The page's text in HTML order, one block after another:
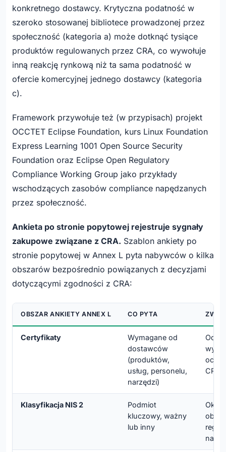
konkretnego dostawcy. Krytyczna podatność w
szeroko stosowanej bibliotece prowadzonej przez
społeczność (kategoria a) może dotknąć tysiące
produktów regulowanych przez CRA, co wywołuje
inną reakcję rynkową niż ta sama podatność w
ofercie komercyjnej jednego dostawcy (kategoria
c).
Framework przywołuje też (w przypisach) projekt
OCCTET Eclipse Foundation, kurs Linux Foundation
Express Learning 1001 Open Source Security
Foundation oraz Eclipse Open Regulatory
Compliance Working Group jako przykłady
wschodzących zasobów compliance napędzanych
przez społeczność.
Ankieta po stronie popytowej rejestruje sygnały
zakupowe związane z CRA. Szablon ankiety po
stronie popytowej w Annex L pyta nabywców o kilka
obszarów bezpośrednio powiązanych z decyzjami
dotyczącymi zgodności z CRA:
OBSZAR ANKIETY ANNEX L CO PYTA
Certyfikaty
Wymagane od
dostawców
(produktów,
usług, personelu,
narzędzi)
CRA
Klasyfikacja NIS 2
Podmiot
kluczowy, ważny
lub inny